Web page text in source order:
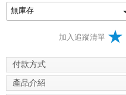
加入追蹤清單
付款方式
產品介紹